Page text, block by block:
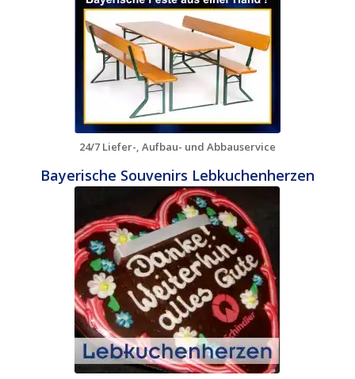
24/7 Liefer-, Aufbau- und Abbauservice
Bayerische Souvenirs Lebkuchenherzen